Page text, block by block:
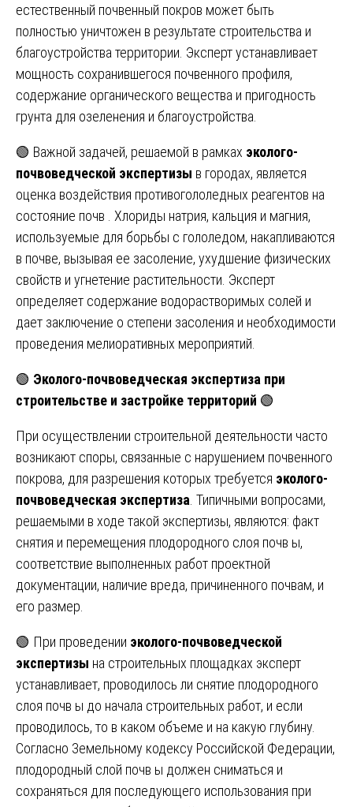
естественный почвенный покров может быть
полностью уничтожен в результате строительства и
благоустройства территории. Эксперт устанавливает
мощность сохранившегося почвенного профиля,
содержание органического вещества и пригодность
грунта для озеленения и благоустройства.
🟢 Важной задачей, решаемой в рамках эколого-
почвоведческой экспертизы в городах, является
оценка воздействия противогололедных реагентов на
состояние почв . Хлориды натрия, кальция и магния,
используемые для борьбы с гололедом, накапливаются
в почве, вызывая ее засоление, ухудшение физических
свойств и угнетение растительности. Эксперт
определяет содержание водорастворимых солей и
дает заключение о степени засоления и необходимости
проведения мелиоративных мероприятий.
🟢 Эколого-почвоведческая экспертиза при
строительстве и застройке территорий 🟢
При осуществлении строительной деятельности часто
возникают споры, связанные с нарушением почвенного
покрова, для разрешения которых требуется эколого-
почвоведческая экспертиза . Типичными вопросами,
решаемыми в ходе такой экспертизы, являются: факт
снятия и перемещения плодородного слоя почв ы,
соответствие выполненных работ проектной
документации, наличие вреда, причиненного почвам, и
его размер.
🟢 При проведении эколого-почвоведческой
экспертизы на строительных площадках эксперт
устанавливает, проводилось ли снятие плодородного
слоя почв ы до начала строительных работ, и если
проводилось, то в каком объеме и на какую глубину.
Согласно Земельному кодексу Российской Федерации,
плодородный слой почв ы должен сниматься и
сохраняться для последующего использования при